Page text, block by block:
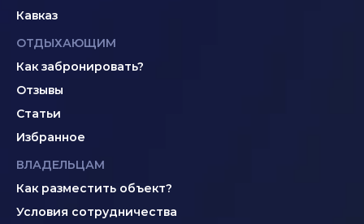
Кавказ
ОТДЫХАЮЩИМ
Как забронировать?
Отзывы
Статьи
Избранное
ВЛАДЕЛЬЦАМ
Как разместить объект?
Условия сотрудничества